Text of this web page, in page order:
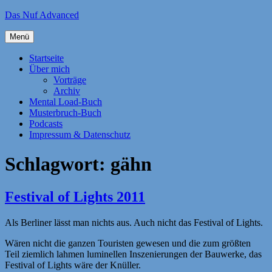
Zum
springen
Das Nuf Advanced
Menü
Startseite
Über mich
Vorträge
Archiv
Mental Load-Buch
Musterbruch-Buch
Podcasts
Impressum & Datenschutz
Schlagwort: gähn
Festival of Lights 2011
Als Berliner lässt man nichts aus. Auch nicht das Festival of Lights.
Wären nicht die ganzen Touristen gewesen und die zum größten
Teil ziemlich lahmen luminellen Inszenierungen der Bauwerke, das
Festival of Lights wäre der Knüller.